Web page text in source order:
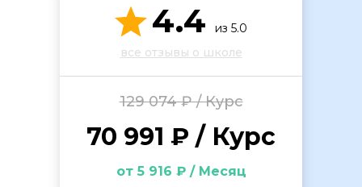
4.4
из 5.0
все отзывы о школе
129 074 ₽ / Курс
70 991 ₽ / Курс
от 5 916 ₽ / Месяц